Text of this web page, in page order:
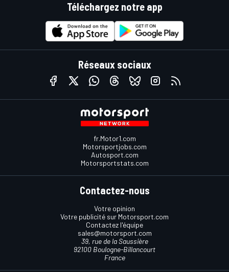
Téléchargez notre app
Réseaux sociaux
fr.Motor1.com
Motorsportjobs.com
Autosport.com
Motorsportstats.com
Contactez-nous
Votre opinion
Votre publicité sur Motorsport.com
Contactez l'équipe
sales@motorsport.com
39, rue de la Saussière
92100 Boulogne-Billancourt
France